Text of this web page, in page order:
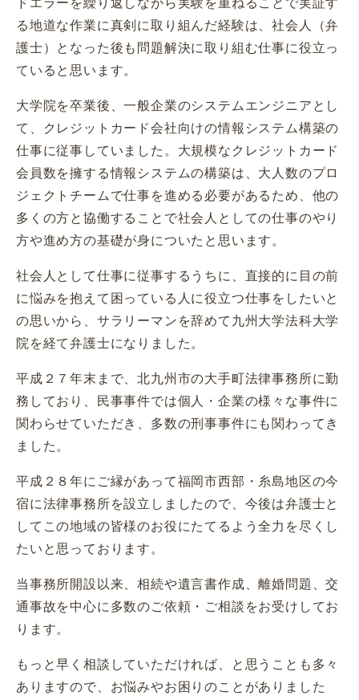
る地道な作業に真剣に取り組んだ経験は、社会人（弁
護士）となった後も問題解決に取り組む仕事に役立っ
ていると思います。
大学院を卒業後、一般企業のシステムエンジニアとし
て、クレジットカード会社向けの情報システム構築の
仕事に従事していました。大規模なクレジットカード
会員数を擁する情報システムの構築は、大人数のプロ
ジェクトチームで仕事を進める必要があるため、他の
多くの方と協働することで社会人としての仕事のやり
方や進め方の基礎が身についたと思います。
社会人として仕事に従事するうちに、直接的に目の前
に悩みを抱えて困っている人に役立つ仕事をしたいと
の思いから、サラリーマンを辞めて九州大学法科大学
院を経て弁護士になりました。
平成２７年末まで、北九州市の大手町法律事務所に勤
務しており、民事事件では個人・企業の様々な事件に
関わらせていただき、多数の刑事事件にも関わってき
ました。
平成２８年にご縁があって福岡市西部・糸島地区の今
宿に法律事務所を設立しましたので、今後は弁護士と
してこの地域の皆様のお役にたてるよう全力を尽くし
たいと思っております。
当事務所開設以来、相続や遺言書作成、離婚問題、交
通事故を中心に多数のご依頼・ご相談をお受けしてお
ります。
もっと早く相談していただければ、と思うことも多々
ありますので、お悩みやお困りのことがありました